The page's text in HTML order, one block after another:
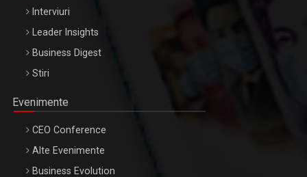
Interviuri
Leader Insights
Business Digest
Stiri
Evenimente
CEO Conference
Alte Evenimente
Business Evolution